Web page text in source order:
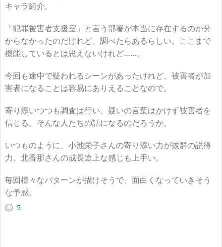
キャラ紹介。
「犯罪被害者支援室 」と言う部署が本当に存在するのか分
からなかったのだけれど、調べたらあるらしい。ここまで
機能しているとは思えないけれど……。
今回も途中で疑われるシーンがあったけれど、被害者が加
害者になることは容易にありえることなので。
寄り添いつつも調査は行い、疑いの言葉はかけず被害者を
信じる。そんな人たちの話になるのだろうか。
いつものように、小池栄子さんの寄り添い力が抜群の説得
力。北香那さんの成長途上な感じも上手い。
毎回様々なパターンが描けそうで、面白くなっていきそう
な予感。
5